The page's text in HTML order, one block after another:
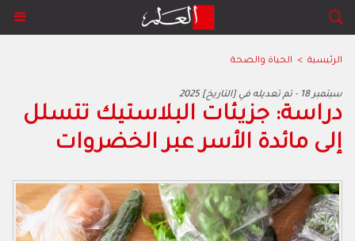
الرئيسية > الحياة والصحة
2025 سبتمبر 18 - تم تعديله في [التاريخ]
دراسة: جزيئات البلاستيك تتسلل
إلى مائدة الأسر عبر الخضروات